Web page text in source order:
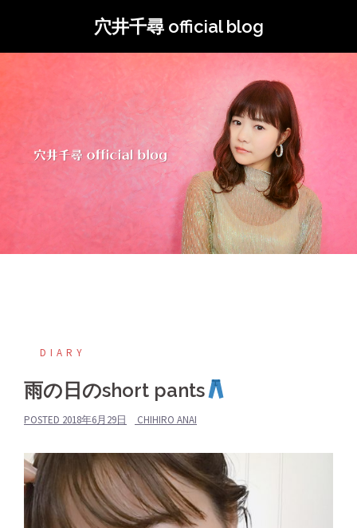
テ
穴井千尋 official blog
DIARY
雨の日のshort pants
POSTED 2018年6月29日 CHIHIRO ANAI